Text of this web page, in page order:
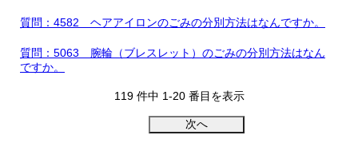
質問：4582 ヘアアイロンのごみの分別方法はなんですか。
質問：5063 腕輪（ブレスレット）のごみの分別方法はなん
ですか。
119 件中 1-20 番目を表示